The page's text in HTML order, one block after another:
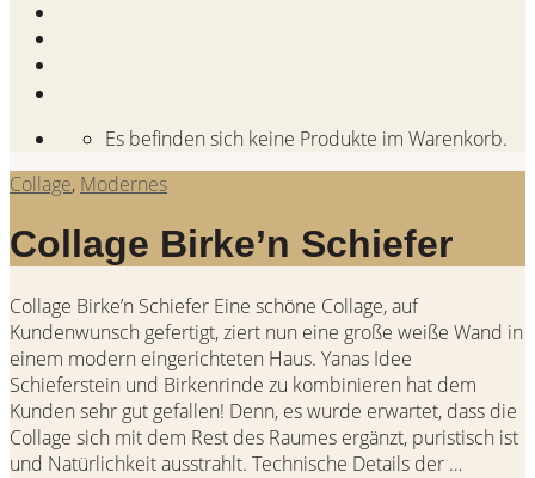
Es befinden sich keine Produkte im Warenkorb.
Collage, Modernes
Collage Birke’n Schiefer
Collage Birke’n Schiefer Eine schöne Collage, auf
Kundenwunsch gefertigt, ziert nun eine große weiße Wand in
einem modern eingerichteten Haus. Yanas Idee
Schieferstein und Birkenrinde zu kombinieren hat dem
Kunden sehr gut gefallen! Denn, es wurde erwartet, dass die
Collage sich mit dem Rest des Raumes ergänzt, puristisch ist
und Natürlichkeit ausstrahlt. Technische Details der …